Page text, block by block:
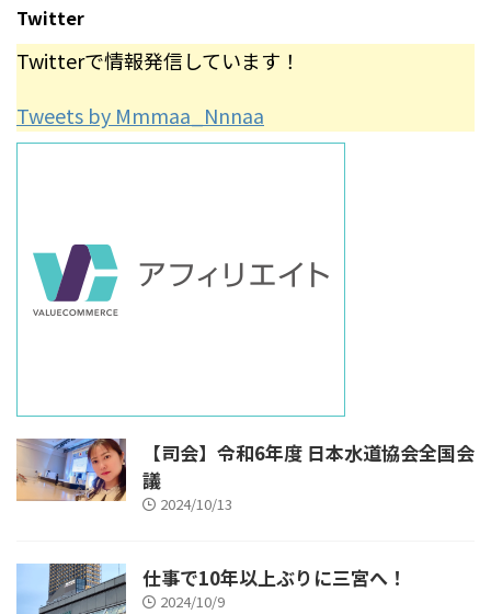
Twitter
Twitterで情報発信しています！
Tweets by Mmmaa_Nnnaa
【司会】令和6年度 日本水道協会全国会
議
2024/10/13
仕事で10年以上ぶりに三宮へ！
2024/10/9